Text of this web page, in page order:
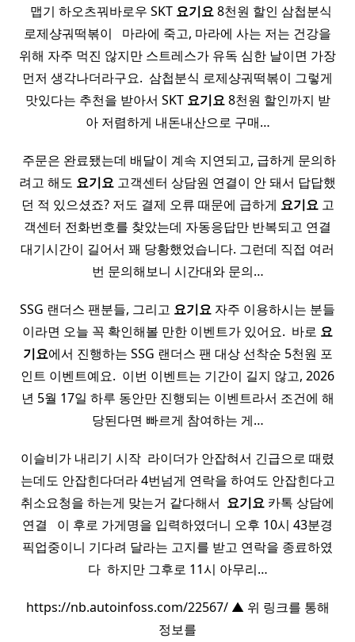
​ ​ 맵기 하오츠꿔바로우 SKT 요기요8천원 할인 삼첩분식
로제샹궈떡볶이 ​ ​ 마라에 죽고, 마라에 사는 저는 건강을
위해 자주 먹진 않지만 스트레스가 유독 심한 날이면 가장
먼저 생각나더라구요. ​ 삼첩분식 로제샹궈떡볶이 그렇게
맛있다는 추천을 받아서 SKT 요기요8천원 할인까지 받
아 저렴하게 내돈내산으로 구매…
​ 주문은 완료됐는데 배달이 계속 지연되고, 급하게 문의하
려고 해도 요기요 고객센터 상담원 연결이 안 돼서 답답했
던 적 있으셨죠? 저도 결제 오류 때문에 급하게 요기요고
객센터 전화번호를 찾았는데 자동응답만 반복되고 연결
대기시간이 길어서 꽤 당황했었습니다. 그런데 직접 여러
번 문의해보니 시간대와 문의…
SSG 랜더스 팬분들, 그리고 요기요 자주 이용하시는 분들
이라면 오늘 꼭 확인해볼 만한 이벤트가 있어요. ​ 바로 요
기요에서 진행하는 SSG 랜더스 팬 대상 선착순 5천원 포
인트 이벤트예요. ​ 이번 이벤트는 기간이 길지 않고, 2026
년 5월 17일 하루 동안만 진행되는 이벤트라서 조건에 해
당된다면 빠르게 참여하는 게…
이슬비가 내리기 시작 ​ 라이더가 안잡혀서 긴급으로 때렸
는데도 안잡힌다더라 4번넘게 연락을 하여도 안잡힌다고
취소요청을 하는게 맞는거 같다해서 ​ 요기요 카톡 상담에
연결 ​ ​ 이 후로 가게명을 입력하였더니 오후 10시 43분경
픽업중이니 기다려 달라는 고지를 받고 연락을 종료하였
다 ​ 하지만 그후로 11시 아무리…
https://nb.autoinfoss.com/22567/ ▲ 위 링크를 통해
정보를